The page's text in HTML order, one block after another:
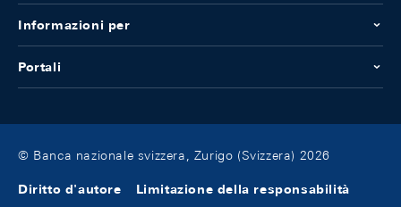
Informazioni per
Portali
© Banca nazionale svizzera, Zurigo (Svizzera) 2026
Diritto d'autore Limitazione della responsabilità